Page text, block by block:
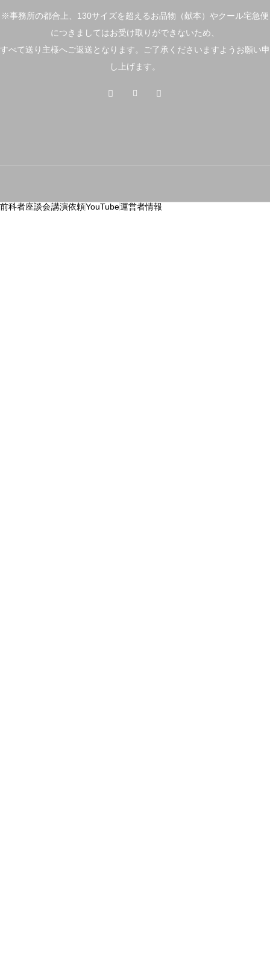
※事務所の都合上、130サイズを超えるお品物（献本）やクール宅急便
につきましてはお受け取りができないため、
すべて送り主様へご返送となります。ご了承くださいますようお願い申
し上げます。
前科者座談会講演依頼YouTube運営者情報